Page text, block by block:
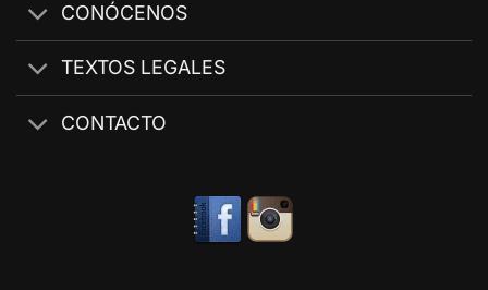
CONÓCENOS
TEXTOS LEGALES
CONTACTO